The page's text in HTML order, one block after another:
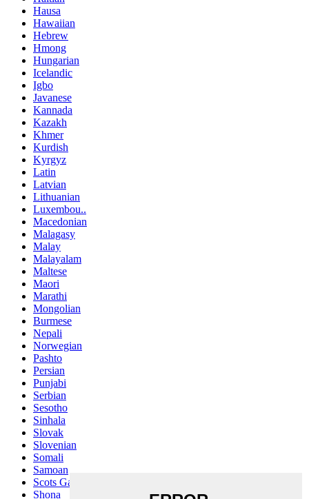
Hausa
Hawaiian
Hebrew
Hmong
Hungarian
Icelandic
Igbo
Javanese
Kannada
Kazakh
Khmer
Kurdish
Kyrgyz
Latin
Latvian
Lithuanian
Luxembou..
Macedonian
Malagasy
Malay
Malayalam
Maltese
Maori
Marathi
Mongolian
Burmese
Nepali
Norwegian
Pashto
Persian
Punjabi
Serbian
Sesotho
Sinhala
Slovak
Slovenian
Somali
Samoan
Scots Gaelic
Shona